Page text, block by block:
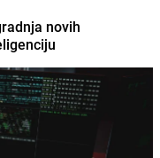
novih